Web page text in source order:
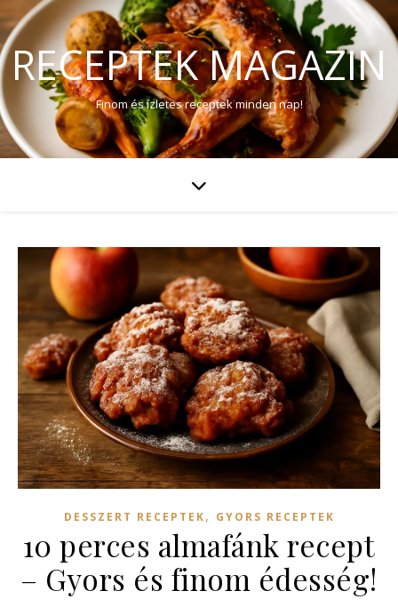
RECEPTEK MAGAZIN
Finom és ízletes receptek minden nap!
DESSZERT RECEPTEK, GYORS RECEPTEK
10 perces almafánk recept
– Gyors és finom édesség!